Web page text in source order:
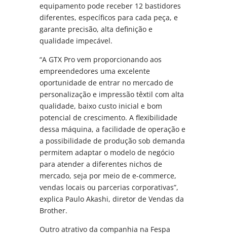
equipamento pode receber 12 bastidores
diferentes, específicos para cada peça, e
garante precisão, alta definição e
qualidade impecável.
“A GTX Pro vem proporcionando aos
empreendedores uma excelente
oportunidade de entrar no mercado de
personalização e impressão têxtil com alta
qualidade, baixo custo inicial e bom
potencial de crescimento. A flexibilidade
dessa máquina, a facilidade de operação e
a possibilidade de produção sob demanda
permitem adaptar o modelo de negócio
para atender a diferentes nichos de
mercado, seja por meio de e-commerce,
vendas locais ou parcerias corporativas”,
explica Paulo Akashi, diretor de Vendas da
Brother.
Outro atrativo da companhia na Fespa